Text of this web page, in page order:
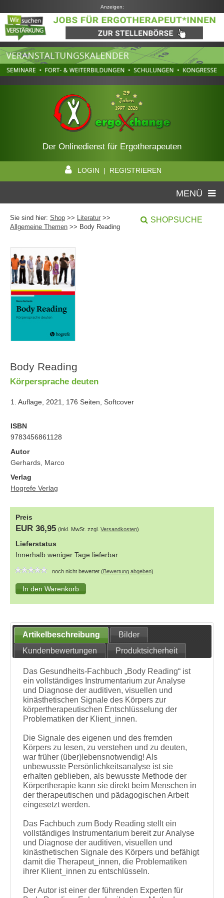
Anzeigen:
Der Onlinedienst für Ergotherapeuten
LOGIN | REGISTRIEREN
MENÜ
Sie sind hier: Shop >> Literatur >>
Allgemeine Themen >> Body Reading
SHOPSUCHE
Body Reading
Körpersprache deuten
1. Auflage, 2021, 176 Seiten, Softcover
ISBN
9783456861128
Autor
Gerhards, Marco
Verlag
Hogrefe Verlag
Preis
EUR 36,95 (inkl. MwSt. zzgl.Versandkosten)
Lieferstatus
Innerhalb weniger Tage lieferbar
noch nicht bewertet (Bewertung abgeben)
Artikelbeschreibung
Bilder
Kundenbewertungen
Produktsicherheit
Das Gesundheits-Fachbuch „Body Reading“ ist
ein vollständiges Instrumentarium zur Analyse
und Diagnose der auditiven, visuellen und
kinästhetischen Signale des Körpers zur
körpertherapeutischen Entschlüsselung der
Problematiken der Klient_innen.
Die Signale des eigenen und des fremden
Körpers zu lesen, zu verstehen und zu deuten,
war früher (über)lebensnotwendig! Als
unbewusste Persönlichkeitsanalyse ist sie
erhalten geblieben, als bewusste Methode der
Körpertherapie kann sie direkt beim Menschen in
der therapeutischen und pädagogischen Arbeit
eingesetzt werden.
Das Fachbuch zum Body Reading stellt ein
vollständiges Instrumentarium bereit zur Analyse
und Diagnose der auditiven, visuellen und
kinästhetischen Signale des Körpers und befähigt
damit die Therapeut_innen, die Problematiken
ihrer Klient_innen zu entschlüsseln.
Der Autor ist einer der führenden Experten für